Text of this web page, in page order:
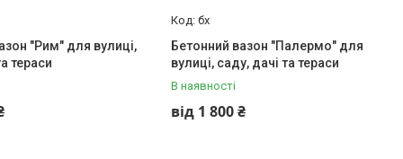
"Рим" для вулиці,
тераси
бх
Бетонний вазон "Палермо" для
вулиці, саду, дачі та тераси
В наявності
від 1 800 ₴